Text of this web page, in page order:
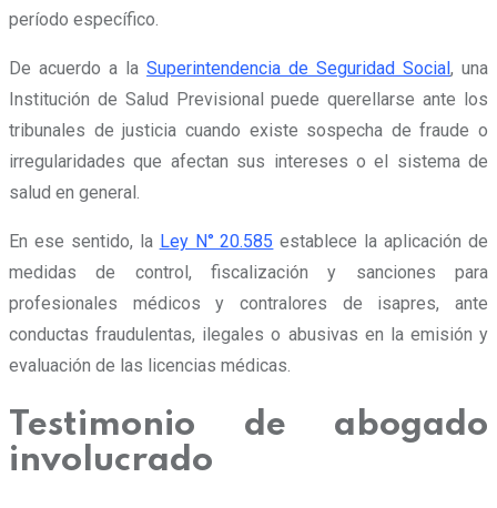
período específico.
De acuerdo a la Superintendencia de Seguridad Social, una
Institución de Salud Previsional puede querellarse ante los
tribunales de justicia cuando existe sospecha de fraude o
irregularidades que afectan sus intereses o el sistema de
salud en general.
En ese sentido, la Ley N° 20.585 establece la aplicación de
medidas de control, fiscalización y sanciones para
profesionales médicos y contralores de isapres, ante
conductas fraudulentas, ilegales o abusivas en la emisión y
evaluación de las licencias médicas.
Testimonio de abogado
involucrado